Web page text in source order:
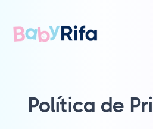
Política de